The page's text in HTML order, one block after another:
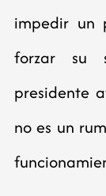
impedir un
forzar su
presidente
no es un